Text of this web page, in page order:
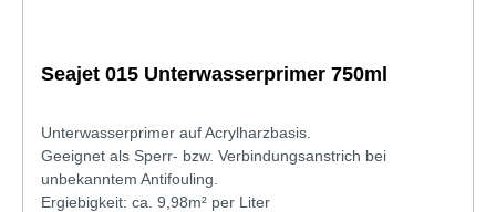
Seajet 015 Unterwasserprimer 750ml
Unterwasserprimer auf Acrylharzbasis.
Geeignet als Sperr- bzw. Verbindungsanstrich bei
unbekanntem Antifouling.
Ergiebigkeit: ca. 9,98m² per Liter